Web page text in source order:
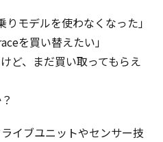
りモデルを使わなくなった」
を買い替えたい」
ど、まだ買い取ってもらえ
イブユニットやセンサー技